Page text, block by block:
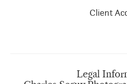
Client
Legal